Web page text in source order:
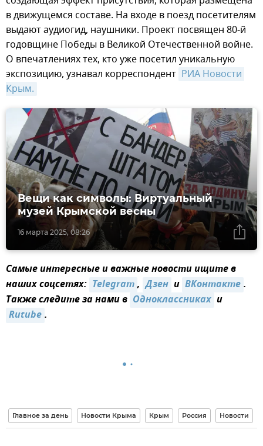
в движущемся составе. На входе в поезд посетителям
выдают аудиогид, наушники. Проект посвящен 80-й
годовщине Победы в Великой Отечественной войне.
О впечатлениях тех, кто уже посетил уникальную
экспозицию, узнавал корреспондент РИА Новости
Крым.
16 марта 2025, 08:26
Вещи как символы: Виртуальный
музей Крымской весны
Самые интересные и важные новости ищите в
наших соцсетях: Telegram, Дзен и ВКонтакте.
Также следите за нами в Одноклассниках и
Rutube.
Главное за день Новости Крыма Крым Россия Новости